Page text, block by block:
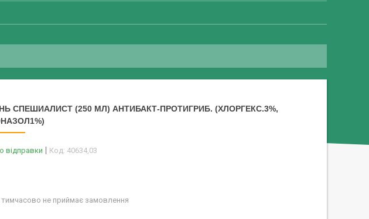
СПЕШИАЛИСТ (250 МЛ) АНТИБАКТ-ПРОТИГРИБ. (ХЛОРГЕКС.3%,
відправки Код: 40634,03
тимчасово не приймає замовлення